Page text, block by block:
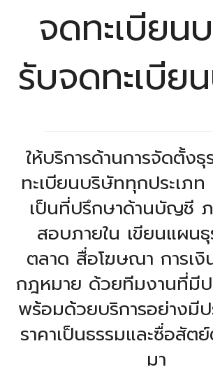
จดทะเบียน
รับจดทะเบีย
ให้บริการด้านการจัดตั้ง
ทะเบียนบริษัททุกประเภ
เป็นที่ปรึกษาด้านบัญชี
สอบภายใน เขียนแผน
ตลาด สื่อโฆษณา การเงิ
กฎหมาย ด้วยทีมงานที่มี
พร้อมด้วยบริการอย่างมี
ราคาเป็นธรรมและซื่อสัต
มา